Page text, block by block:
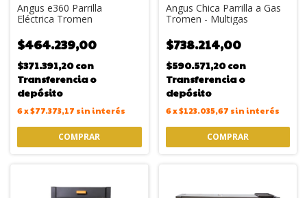
Angus e360 Parrilla
Eléctrica Tromen
$464.239,00
$371.391,20con
Transferencia o
depósito
6x$77.373,17 sin interés
Angus Chica Parrilla a Gas
Tromen - Multigas
$738.214,00
$590.571,20con
Transferencia o
depósito
6x$123.035,67 sin interés